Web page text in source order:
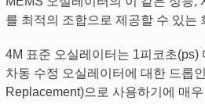
를 최적의 조합으로 제공할 수 있는
4M 표준 오실레이터는 1피코초(ps)
차동 수정 오실레이터에 대한 드롭
Replacement)으로 사용하기에 매